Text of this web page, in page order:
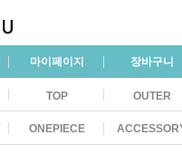
마이페이지 장바구니
TOP OUTER
ONEPIECE